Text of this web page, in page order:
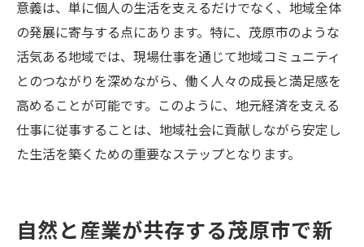
意義は、単に個人の生活を支えるだけでなく、地域全体
の発展に寄与する点にあります。特に、茂原市のような
活気ある地域では、現場仕事を通じて地域コミュニティ
とのつながりを深めながら、働く人々の成長と満足感を
高めることが可能です。このように、地元経済を支える
仕事に従事することは、地域社会に貢献しながら安定し
た生活を築くための重要なステップとなります。
自然と産業が共存する茂原市で新